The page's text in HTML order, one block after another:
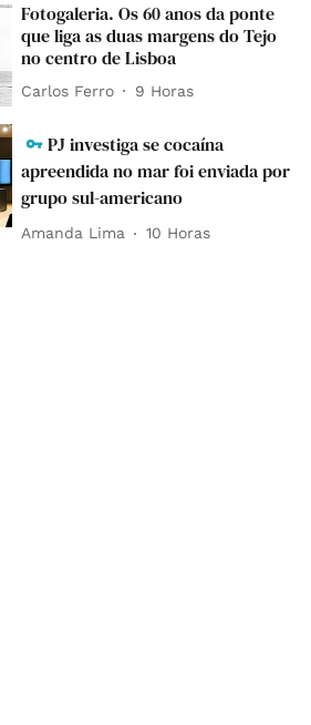
Fotogaleria. Os 60 anos da ponte
que liga as duas margens do Tejo
no centro de Lisboa
Carlos Ferro 9 Horas
PJ investiga se cocaína
apreendida no mar foi enviada por
grupo sul-americano
Amanda Lima 10 Horas